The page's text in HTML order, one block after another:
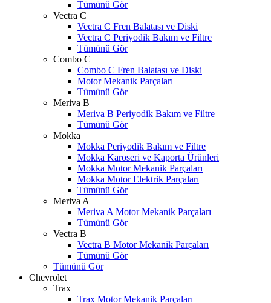
Tümünü Gör
Vectra C
Vectra C Fren Balatası ve Diski
Vectra C Periyodik Bakım ve Filtre
Tümünü Gör
Combo C
Combo C Fren Balatası ve Diski
Motor Mekanik Parçaları
Tümünü Gör
Meriva B
Meriva B Periyodik Bakım ve Filtre
Tümünü Gör
Mokka
Mokka Periyodik Bakım ve Filtre
Mokka Karoseri ve Kaporta Ürünleri
Mokka Motor Mekanik Parçaları
Mokka Motor Elektrik Parçaları
Tümünü Gör
Meriva A
Meriva A Motor Mekanik Parçaları
Tümünü Gör
Vectra B
Vectra B Motor Mekanik Parçaları
Tümünü Gör
Tümünü Gör
Chevrolet
Trax
Trax Motor Mekanik Parçaları